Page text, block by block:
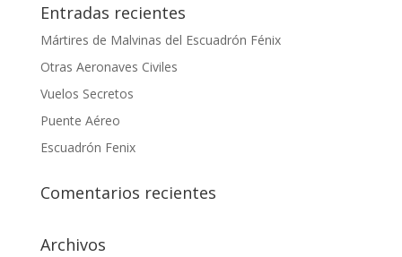
Entradas recientes
Mártires de Malvinas del Escuadrón Fénix
Otras Aeronaves Civiles
Vuelos Secretos
Puente Aéreo
Escuadrón Fenix
Comentarios recientes
Archivos